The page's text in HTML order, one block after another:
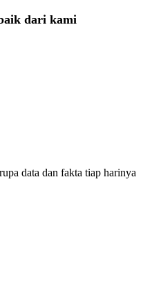
dari kami
data dan fakta tiap harinya